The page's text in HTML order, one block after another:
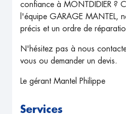
confiance à MONTDIDIER ?
l'équipe GARAGE MANTEL,
précis et un ordre de
N'hésitez pas à nous
vous ou demander un devis.
Le gérant Mantel Philippe
Services